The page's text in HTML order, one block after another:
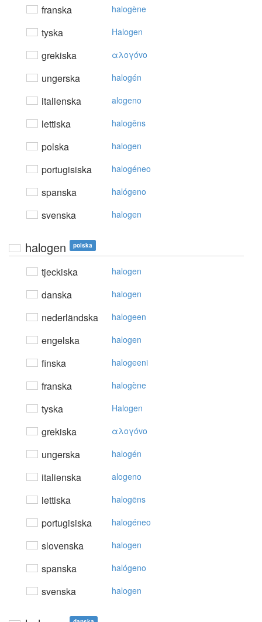
franska halogène
tyska Halogen
grekiska αλoγόvo
ungerska halogén
italienska alogeno
lettiska halogēns
polska halogen
portugisiska halogéneo
spanska halógeno
svenska halogen
halogen polska
tjeckiska halogen
danska halogen
nederländska halogeen
engelska halogen
finska halogeeni
franska halogène
tyska Halogen
grekiska αλoγόvo
ungerska halogén
italienska alogeno
lettiska halogēns
portugisiska halogéneo
slovenska halogen
spanska halógeno
svenska halogen